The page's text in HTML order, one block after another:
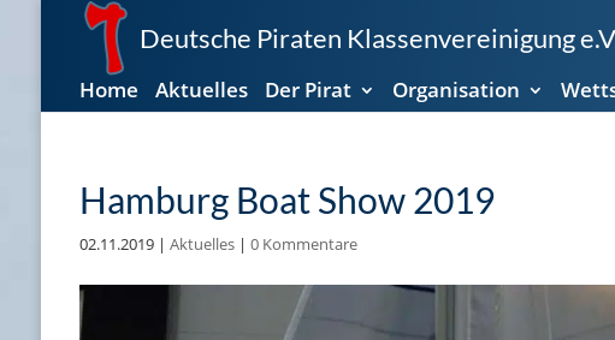
Deutsche Piraten Klassenvereinigung
Home Aktuelles Der Pirat Organisation
Hamburg Boat Show 2019
02.11.2019| Aktuelles| 0 Kommentare